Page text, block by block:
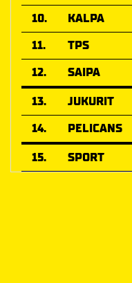
10.
KALPA
11.
TPS
12.
SAIPA
13.
JUKURIT
14.
PELICANS
15.
SPORT